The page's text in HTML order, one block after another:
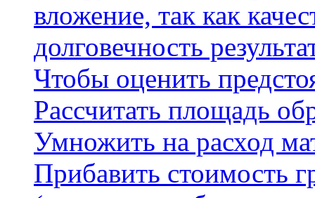
вложение, так как
долговечность
Чтобы оценить
Рассчитать площадь
Умножить на расход
Прибавить стоимость